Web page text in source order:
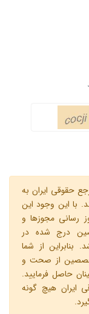
حقوقی ایران به
با این وجود این
رسانی مجوزها و
درج شده در
از شما
از صحت و
حاصل فرمایید.
ایران هیچ گونه